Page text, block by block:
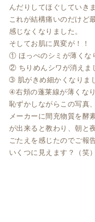
んだりしてほぐしていきま
これが結構痛いのだけど
感じなくなりました。
そしてお肌に異変が！！
① ほっぺのシミが薄くな
② ちりめんシワが消えま
➂ 肌がきめ細かくなりま
④右頬の蓬莱線が薄くなり
恥ずかしながらこの写真
メーカーに間充物質を酵
が出来ると教わり、朝と
ごたえを感じたのでご報
いくつに見えます？（笑）